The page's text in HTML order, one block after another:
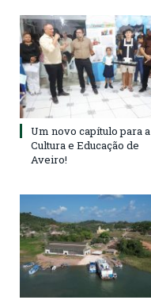
Um novo capítulo para a
Cultura e Educação de
Aveiro!